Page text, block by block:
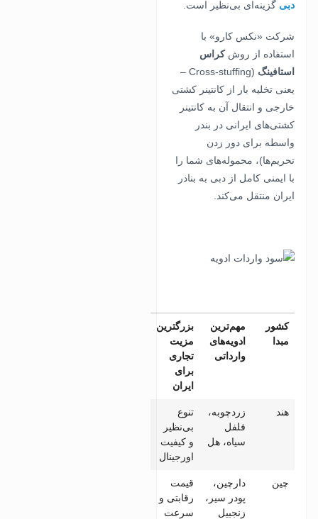
دبی گزینه‌ای بی‌نظیر است.
شرکت «نکس کارو» با
استفاده از روشکراس
استافینگ
(Cross-stuffing –
یعنی تخلیه بار از کانتینر کشتی
خارجی و انتقال آن به کانتینر
کشتی‌های ایرانی در بندر
واسطه برای دور زدن
تحریم‌ها)، محموله‌های شما را
با ایمنی کامل از دبی به بنادر
ایران منتقل می‌کند.
کشور
مبدا
مهم‌ترین
ادویه‌های
وارداتی
بزرگترین
مزیت
تجاری
برای
ایران
هند
زردچوبه،
فلفل
سیاه، هل
تنوع
بی‌نظیر
و کیفیت
اورجینال
چین
دارچین،
پودر سیر،
زنجبیل
قیمت
رقابتی و
سرعت